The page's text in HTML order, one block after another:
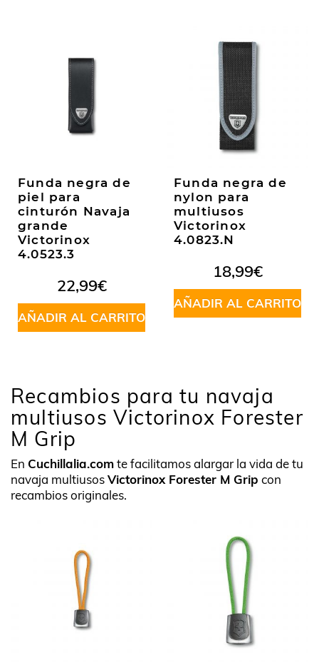
Funda negra de
piel para
cinturón Navaja
grande
Victorinox
4.0523.3
22,99€
AÑADIR AL CARRITO
Funda negra de
nylon para
multiusos
Victorinox
4.0823.N
18,99€
AÑADIR AL CARRITO
Recambios para tu navaja
multiusos Victorinox Forester
M Grip
En Cuchillalia.comte facilitamos alargar la vida de tu
navaja multiusosVictorinox Forester M Grip con
recambios originales.